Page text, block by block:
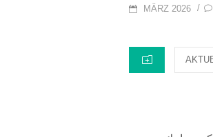
POSTED
MÄRZ 2026 /